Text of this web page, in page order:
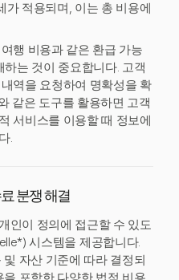
가 적용되며, 이는 총 비용에
행 비용과 같은 환급 가능
는 것이 중요합니다. 고객
역을 요청하여 명확성을 확
같은 도구를 활용하면 고객
서비스를 이용할 때 정보에
.
분쟁 해결
인이 정의에 접근할 수 있도
시스템을 제공합니다.
자산 기준에 따라 결정되